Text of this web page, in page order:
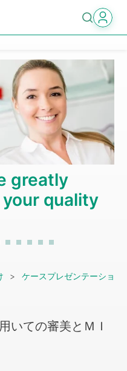
greatly
quality
ケースプレゼンテーショ
いての審美とＭＩ